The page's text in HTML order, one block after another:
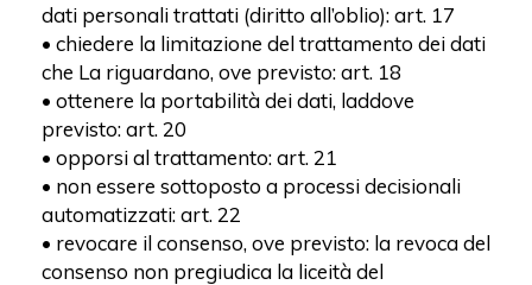
dati personali trattati (diritto all’oblio): art. 17
• chiedere la limitazione del trattamento dei dati
che La riguardano, ove previsto: art. 18
• ottenere la portabilità dei dati, laddove
previsto: art. 20
• opporsi al trattamento: art. 21
• non essere sottoposto a processi decisionali
automatizzati: art. 22
• revocare il consenso, ove previsto: la revoca del
consenso non pregiudica la liceità del